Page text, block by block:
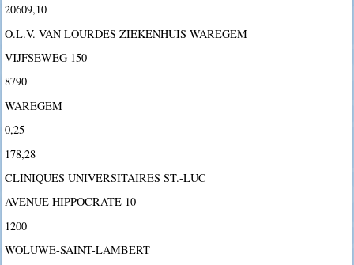
20609,10
O.L.V. VAN LOURDES ZIEKENHUIS WAREGEM
VIJFSEWEG 150
8790
WAREGEM
0,25
178,28
CLINIQUES UNIVERSITAIRES ST.-LUC
AVENUE HIPPOCRATE 10
1200
WOLUWE-SAINT-LAMBERT